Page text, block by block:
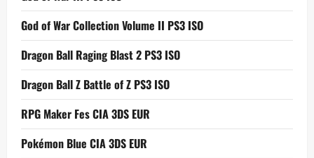
God of War Collection Volume II PS3 ISO
Dragon Ball Raging Blast 2 PS3 ISO
Dragon Ball Z Battle of Z PS3 ISO
RPG Maker Fes CIA 3DS EUR
Pokémon Blue CIA 3DS EUR